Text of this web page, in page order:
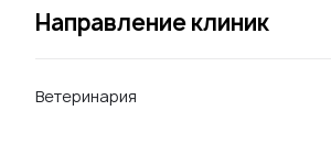
Направление клиник
Ветеринария